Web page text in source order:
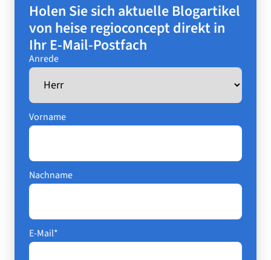
Holen Sie sich aktuelle Blogartikel
von heise regioconcept direkt in
Ihr E-Mail-Postfach
Anrede
Vorname
Nachname
E-Mail*